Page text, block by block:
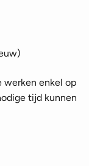
werken enkel op
tijd kunnen